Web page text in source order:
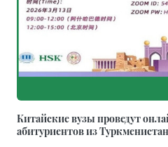
Китайские вузы проведут
абитуриентов из